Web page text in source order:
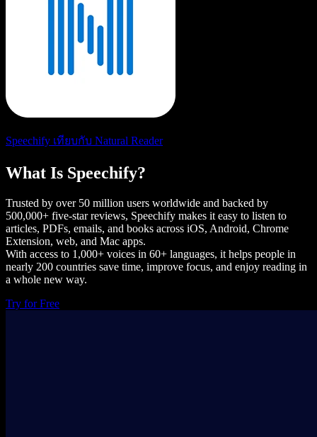
Speechify เทียบกับ Natural Reader
What Is Speechify?
Trusted by over 50 million users worldwide and backed by
500,000+ five-star reviews, Speechify makes it easy to listen to
articles, PDFs, emails, and books across iOS, Android, Chrome
Extension, web, and Mac apps.
With access to 1,000+ voices in 60+ languages, it helps people in
nearly 200 countries save time, improve focus, and enjoy reading in
a whole new way.
Try for Free